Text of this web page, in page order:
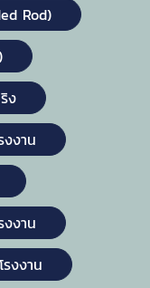
Rod)
ง
งาน
งาน
งงาน